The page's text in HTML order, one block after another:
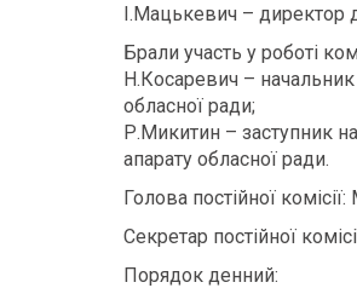
І.Мацькевич – директор
Брали участь у роботі
Н.Косаревич –
обласної ради;
Р.Микитин – заступник
апарату обласної ради.
Голова постійної
Секретар постійної
Порядок денний: